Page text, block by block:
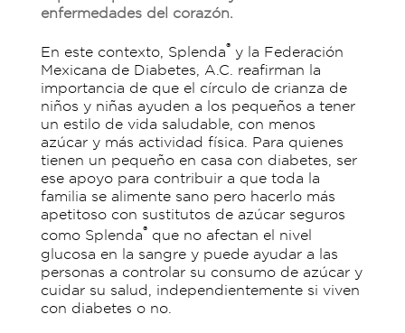
enfermedades del corazón.
En este contexto, Splenda®y la Federación
Mexicana de Diabetes, A.C. reafirman la
importancia de que el círculo de crianza de
niños y niñas ayuden a los pequeños a tener
un estilo de vida saludable, con menos
azúcar y más actividad física. Para quienes
tienen un pequeño en casa con diabetes, ser
ese apoyo para contribuir a que toda la
familia se alimente sano pero hacerlo más
apetitoso con sustitutos de azúcar seguros
como Splenda®que no afectan el nivel
glucosa en la sangre y puede ayudar a las
personas a controlar su consumo de azúcar y
cuidar su salud, independientemente si viven
con diabetes o no.